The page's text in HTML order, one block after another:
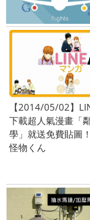
【2014/05/02】
下載超人氣漫畫「
學」就送免費貼圖
怪物くん